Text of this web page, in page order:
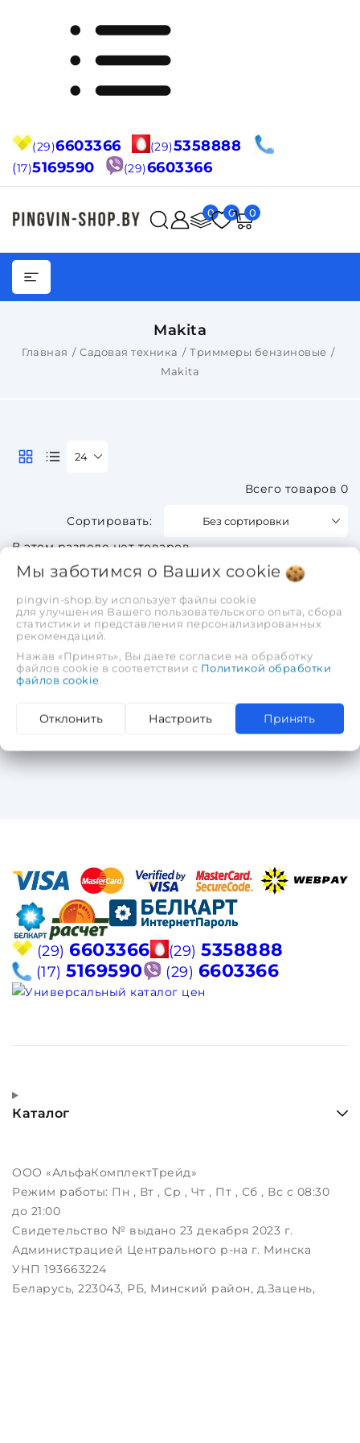
(29)6603366 (29)5358888
(17)5169590 (29)6603366
0 0 0
Makita
Главная Садовая техника
Триммеры бензиновые
Makita
Без сортировки
Всего товаров 0
24
В этом разделе нет товаров.
(29) 6603366 (29) 5358888
(17) 5169590 (29) 6603366
Каталог
ООО «АльфаКомплектТрейд»
Режим работы: Пн , Вт , Ср , Чт , Пт , Сб , Вс c 08:30
до 21:00
Свидетельство № выдано 23 декабря 2023 г.
Администрацией Центрального р-на г. Минска
УНП 193663224
Беларусь, 223043, РБ, Минский район, д.Зацень,
Мы заботимся о Ваших cookie
pingvin-shop.by использует файлы cookie
для улучшения Вашего пользовательского опыта, сбора
статистики и представления персонализированных
рекомендаций.
Нажав «Принять», Вы даете согласие на обработку
файлов cookie в соответствии с Политикой обработки
файлов cookie
Отклонить Настроить Принять